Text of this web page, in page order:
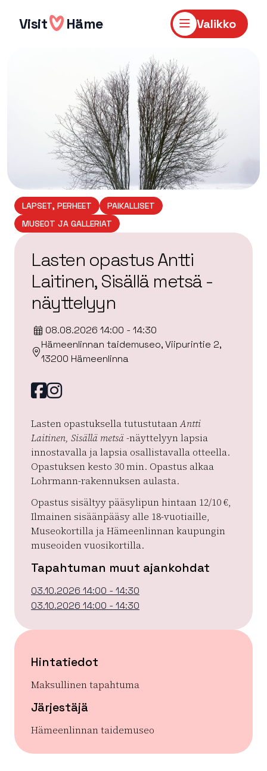
sisältöön
Visit Häme Valikko
LAPSET, PERHEET
PAIKALLISET
MUSEOT JA GALLERIAT
Lasten opastus Antti
Laitinen, Sisällä metsä -
näyttelyyn
08.08.2026 14:00 - 14:30
Hämeenlinnan taidemuseo, Viipurintie 2,
13200 Hämeenlinna
Facebook
instagram
Lasten opastuksella tutustutaanAntti
Laitinen, Sisällä metsä-näyttelyyn lapsia
innostavalla ja lapsia osallistavalla otteella.
Opastuksen kesto 30 min. Opastus alkaa
Lohrmann-rakennuksen aulasta.
Opastus sisältyy pääsylipun hintaan 12/10 €,
Ilmainen sisäänpääsy alle 18-vuotiaille,
Museokortilla ja Hämeenlinnan kaupungin
museoiden vuosikortilla.
Tapahtuman muut ajankohdat
03.10.2026 14:00 - 14:30
03.10.2026 14:00 - 14:30
Hintatiedot
Maksullinen tapahtuma
Järjestäjä
Hämeenlinnan taidemuseo
OpenStreetMap